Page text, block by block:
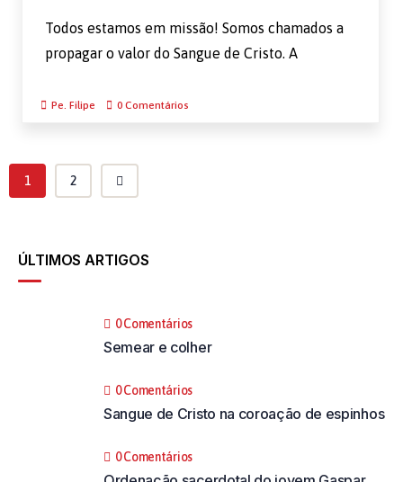
Todos estamos em missão! Somos chamados a
propagar o valor do Sangue de Cristo. A
Pe. Filipe 0 Comentários
1 2
ÚLTIMOS ARTIGOS
0 Comentários
Semear e colher
0 Comentários
Sangue de Cristo na coroação de espinhos
0 Comentários